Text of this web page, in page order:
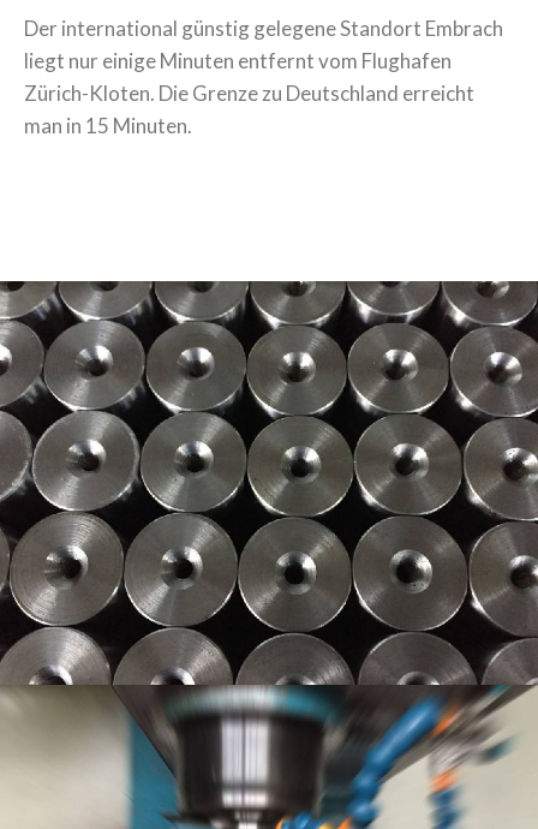
Der international günstig gelegene Standort Embrach
liegt nur einige Minuten entfernt vom Flughafen
Zürich-Kloten. Die Grenze zu Deutschland erreicht
man in 15 Minuten.